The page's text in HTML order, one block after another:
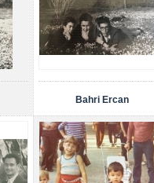
Bahri Ercan